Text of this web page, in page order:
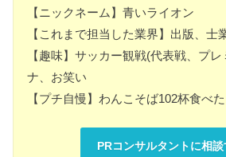
【ニックネーム】青いライオン
【これまで担当した業界】出版、士
【趣味】サッカー観戦(代表戦、プ
ナ、お笑い
【プチ自慢】わんこそば102杯食べ
PRコンサルタントに相談